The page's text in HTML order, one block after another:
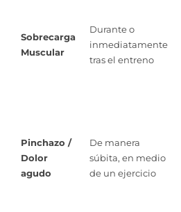
Sobrecarga
Muscular
Durante o
inmediatamente
tras el entreno
Pinchazo /
Dolor
agudo
De manera
súbita, en medio
de un ejercicio